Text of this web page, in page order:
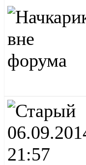
21:57